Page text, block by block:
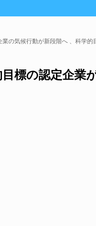
業の気候行動が新段階へ 、科学的
標の認定企業